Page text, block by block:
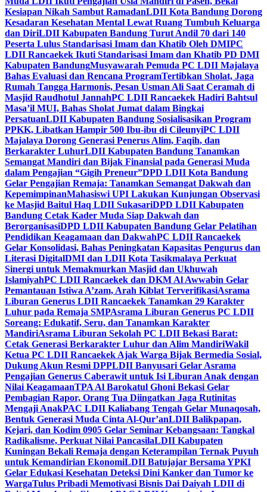
Kesiapan Nikah Sambut RamadanLDII Kota Bandung Dorong
Kesadaran Kesehatan Mental Lewat Ruang Tumbuh Keluarga
dan DiriLDII Kabupaten Bandung Turut Andil 70 dari 140
Peserta Lulus Standarisasi Imam dan Khatib Oleh DMIPC
LDII Rancaekek Ikuti Standarisasi Imam dan Khatib PD DMI
Kabupaten BandungMusyawarah Pemuda PC LDII Majalaya
Bahas Evaluasi dan Rencana ProgramTertibkan Sholat, Jaga
Rumah Tangga Harmonis, Pesan Usman Ali Saat Ceramah di
Masjid Raudhotul JannahPC LDII Rancaekek Hadiri Bahtsul
Masa’il MUI, Bahas Sholat Jumat dalam Bingkai
PersatuanLDII Kabupaten Bandung Sosialisasikan Program
PPKK, Libatkan Hampir 500 Ibu-ibu di CileunyiPC LDII
Majalaya Dorong Generasi Penerus Alim, Faqih, dan
Berkarakter LuhurLDII Kabupaten Bandung Tanamkan
Semangat Mandiri dan Bijak Finansial pada Generasi Muda
dalam Pengajian “Gigih Preneur”DPD LDII Kota Bandung
Gelar Pengajian Remaja: Tanamkan Semangat Dakwah dan
KepemimpinanMahasiswi UPI Lakukan Kunjungan Observasi
ke Masjid Baitul Haq LDII SukasariDPD LDII Kabupaten
Bandung Cetak Kader Muda Siap Dakwah dan
BerorganisasiDPD LDII Kabupaten Bandung Gelar Pelatihan
Pendidikan Keagamaan dan DakwahPC LDII Rancaekek
Gelar Konsolidasi, Bahas Peningkatan Kapasitas Pengurus dan
Literasi DigitalDMI dan LDII Kota Tasikmalaya Perkuat
Sinergi untuk Memakmurkan Masjid dan Ukhuwah
IslamiyahPC LDII Rancaekek dan DKM Al Awwabin Gelar
Pemantauan Istiwa A’zam, Arah Kiblat TerverifikasiAsrama
Liburan Generus LDII Rancaekek Tanamkan 29 Karakter
Luhur pada Remaja SMPAsrama Liburan Generus PC LDII
Soreang: Edukatif, Seru, dan Tanamkan Karakter
MandiriAsrama Liburan Sekolah PC LDII Bekasi Barat:
Cetak Generasi Berkarakter Luhur dan Alim MandiriWakil
Ketua PC LDII Rancaekek Ajak Warga Bijak Bermedia Sosial,
Dukung Akun Resmi DPPLDII Banyusari Gelar Asrama
Pengajian Generus Caberawit untuk Isi Liburan Anak dengan
Nilai KeagamaanTPA Al Barokatul Ghoni Bekasi Gelar
Pembagian Rapor, Orang Tua Diingatkan Jaga Rutinitas
Mengaji AnakPAC LDII Kaliabang Tengah Gelar Munaqosah,
Bentuk Generasi Muda Cinta Al-Qur’anLDII Balikpapan,
Kejari, dan Kodim 0905 Gelar Seminar Kebangsaan: Tangkal
Radikalisme, Perkuat Nilai PancasilaLDII Kabupaten
Kuningan Bekali Remaja dengan Keterampilan Ternak Puyuh
untuk Kemandirian EkonomiLDII Batujajar Bersama YPKI
Gelar Edukasi Kesehatan Deteksi Dini Kanker dan Tumor ke
WargaTulus Pribadi Memotivasi Bisnis Dai Daiyah LDII di